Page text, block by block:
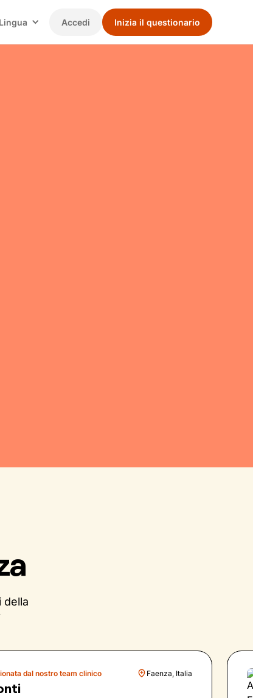
Lingua Accedi Inizia il questionario
della
dal nostro team clinico Faenza, Italia